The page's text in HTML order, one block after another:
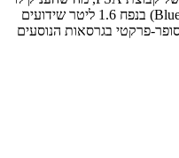
מידות גדולות משמעותית, תא נוסעים מרווח יותר והתנהגות כביש מעודנת שקרובה יותר לרכב פרטי מאשר למסחרית קלה. בישראל הוא שווק בעיקר עם מנועי טורבו-דיזל (HDi ולאחר מכן BlueHDi) בנפח 1.6 ליטר שידועים
פרקטי בגרסאות הנוסעים